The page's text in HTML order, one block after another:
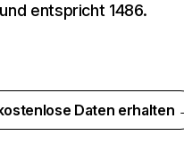
entspricht 1486.
Daten erhalten